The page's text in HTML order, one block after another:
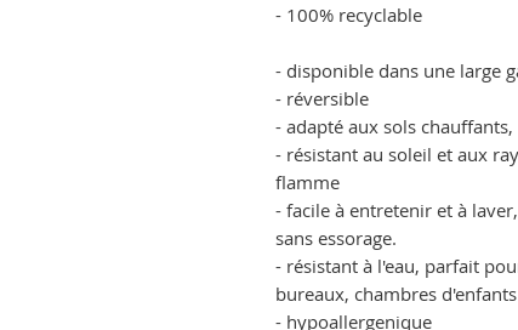
- 100% recyclable
- disponible dans une large
- réversible
- adapté aux sols chauffants,
- résistant au soleil et aux
flamme
- facile à entretenir et à
sans essorage.
- résistant à l'eau, parfait
bureaux, chambres
- hypoallergenique